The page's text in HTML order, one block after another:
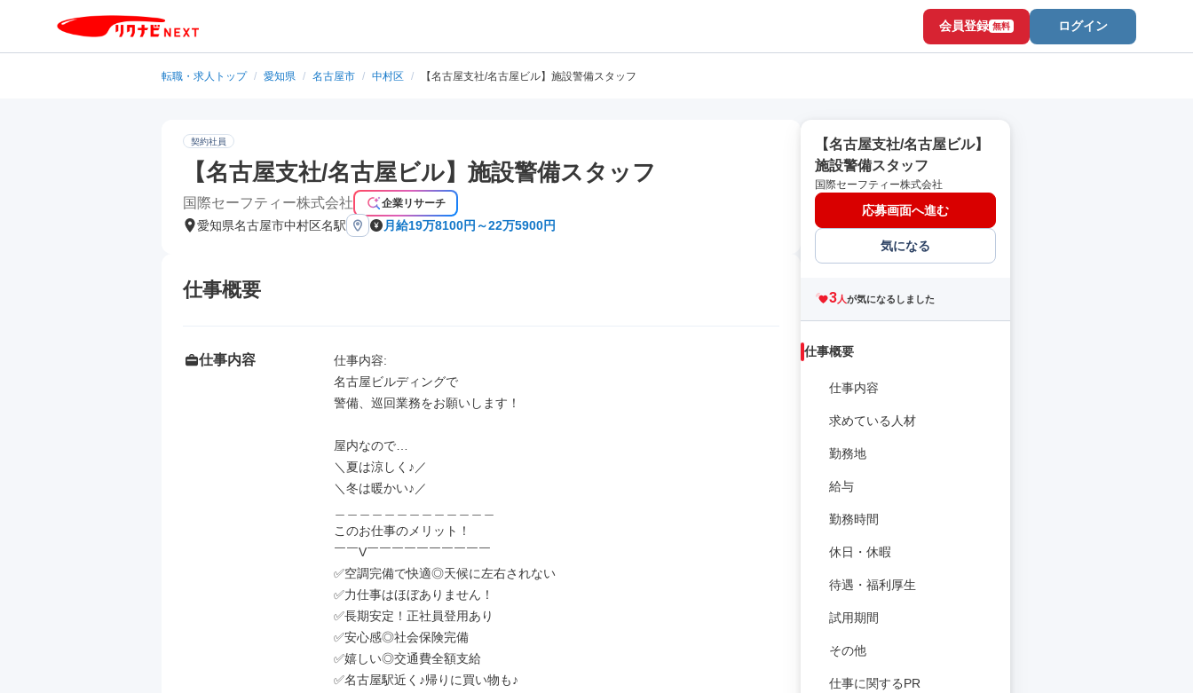
会員登録 無料 ログイン
転職・求人トップ / 愛知県 / 名古屋市 / 中村区 / 【名古屋支社/名古屋ビル】施設警備スタッフ
契約社員
【名古屋支社/名古屋ビル】施設警備スタッフ
国際セーフティー株式会社 企業リサーチ
愛知県名古屋市中村区名駅 月給19万8100円～22万5900円
仕事概要
仕事内容
仕事内容:
名古屋ビルディングで
警備、巡回業務をお願いします！
屋内なので…
＼夏は涼しく♪／
＼冬は暖かい♪／
このお仕事のメリット！
￣￣V￣￣￣￣￣￣￣￣￣￣
✅空調完備で快適◎天候に左右されない
✅力仕事はほぼありません！
✅長期安定！正社員登用あり
✅安心感◎社会保険完備
✅嬉しい◎交通費全額支給
✅名古屋駅近く♪帰りに買い物も♪
【名古屋支社/名古屋ビル】
施設警備スタッフ
国際セーフティー株式会社
応募画面へ進む
気になる
3人が気になるしました
仕事概要
仕事内容
求めている人材
勤務地
給与
勤務時間
休日・休暇
待遇・福利厚生
試用期間
その他
仕事に関するPR